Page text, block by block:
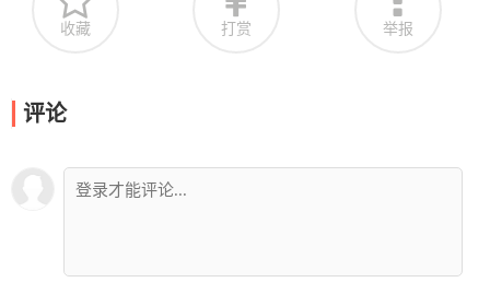
收藏 打赏 举报
评论